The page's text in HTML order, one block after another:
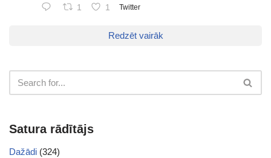
1 1 Twitter
Redzēt vairāk
Satura rādītājs
Dažādi (324)